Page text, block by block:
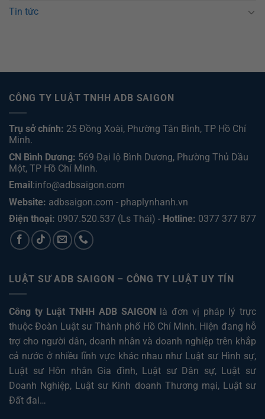
Tin tức
CÔNG TY LUẬT TNHH ADB SAIGON
Trụ sở chính: 25 Đồng Xoài, Phường Tân Bình, TP Hồ Chí
Minh.
CN Bình Dương: 569 Đại lộ Bình Dương, Phường Thủ Dầu
Một, TP Hồ Chí Minh.
Email :info@adbsaigon.com
Website: adbsaigon.com - phaplynhanh.vn
Điện thoại: 0907.520.537 (Ls Thái) - Hotline: 0377 377 877
LUẬT SƯ ADB SAIGON – CÔNG TY LUẬT UY TÍN
Công ty Luật TNHH ADB SAIGONlà đơn vị pháp lý trực
thuộc Đoàn Luật sư Thành phố Hồ Chí Minh. Hiện đang hỗ
trợ cho người dân, doanh nhân và doanh nghiệp trên khắp
cả nước ở nhiều lĩnh vực khác nhau như Luật sư Hình sự,
Luật sư Hôn nhân Gia đình, Luật sư Dân sự, Luật sư
Doanh Nghiệp, Luật sư Kinh doanh Thương mại, Luật sư
Đất đai…